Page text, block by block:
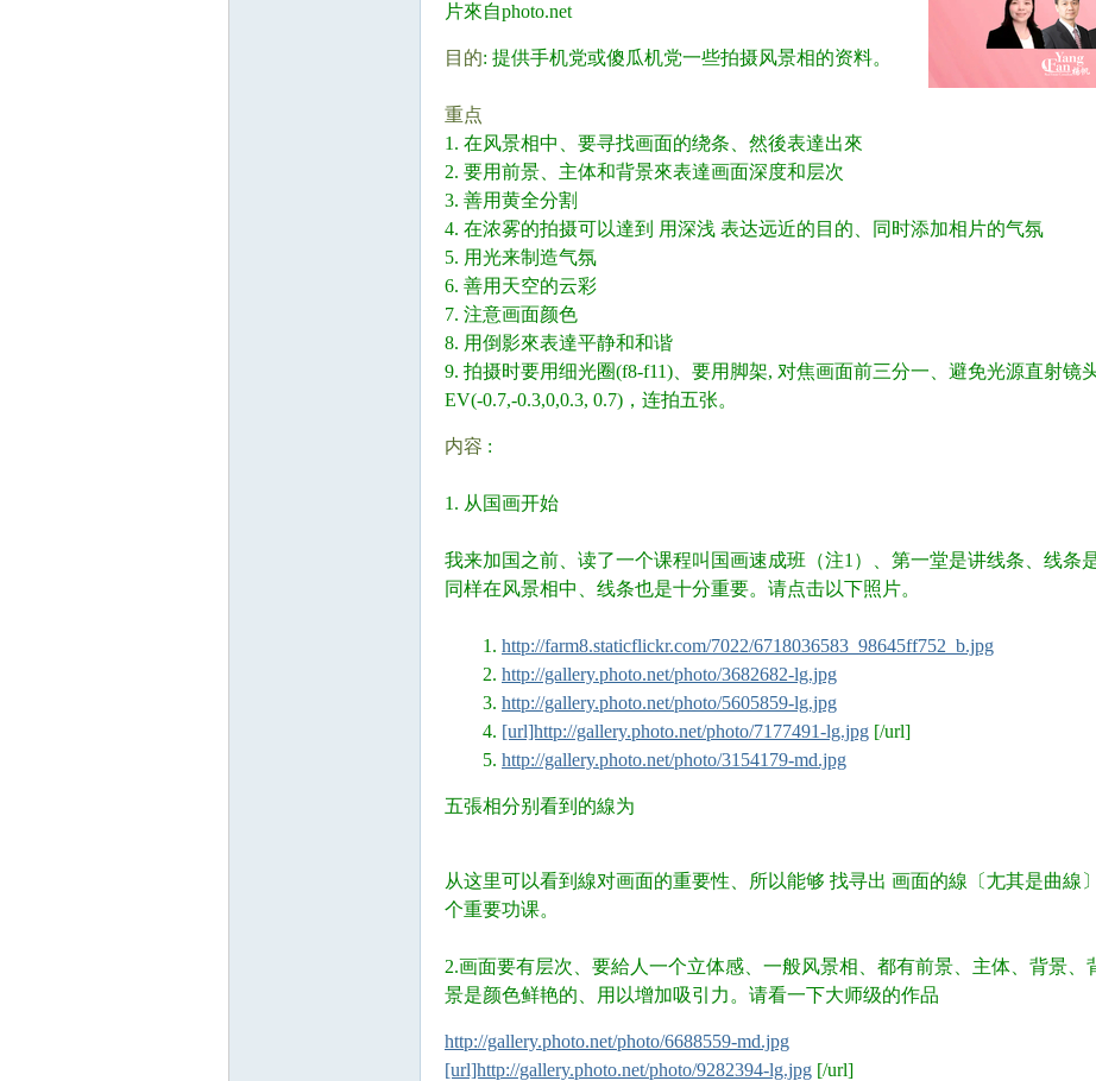
片來自photo.net
目的: 提供手机党或傻瓜机党一些拍摄风景相的资料。
重点
1. 在风景相中、要寻找画面的绕条、然後表達出來
2. 要用前景、主体和背景來表達画面深度和层次
3. 善用黄全分割
4. 在浓雾的拍摄可以達到 用深浅 表达远近的目的、同时添加相片的气氛
5. 用光来制造气氛
6. 善用天空的云彩
7. 注意画面颜色
8. 用倒影來表達平静和和谐
9. 拍摄时要用细光圈(f8-f11)、要用脚架, 对焦画面前三分一、避免光源直射镜
EV(-0.7,-0.3,0,0.3, 0.7)，连拍五张。
内容 :
1. 从国画开始
我来加国之前、读了一个课程叫国画速成班（注1）、第一堂是讲线条、线条
同样在风景相中、线条也是十分重要。请点击以下照片。
1. http://farm8.staticflickr.com/7022/6718036583_98645ff752_b.jpg
2. http://gallery.photo.net/photo/3682682-lg.jpg
3. http://gallery.photo.net/photo/5605859-lg.jpg
4. [url]http://gallery.photo.net/photo/7177491-lg.jpg [/url]
5. http://gallery.photo.net/photo/3154179-md.jpg
五張相分别看到的線为
从这里可以看到線对画面的重要性、所以能够 找寻出 画面的線〔尢其是曲線
个重要功课。
2.画面要有层次、要給人一个立体感、一般风景相、都有前景、主体、背景
景是颜色鲜艳的、用以增加吸引力。请看一下大师级的作品
http://gallery.photo.net/photo/6688559-md.jpg
[url]http://gallery.photo.net/photo/9282394-lg.jpg [/url]